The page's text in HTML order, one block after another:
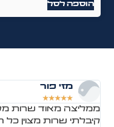
הוספה לסל
מזי פור
★
★
★
★
★
קיבלתי שרות מצוין כל